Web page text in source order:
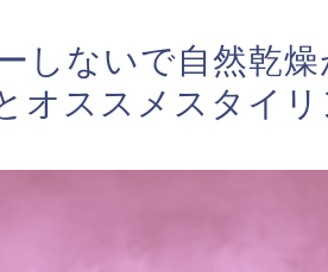
しないで自然乾燥
オススメスタイリ